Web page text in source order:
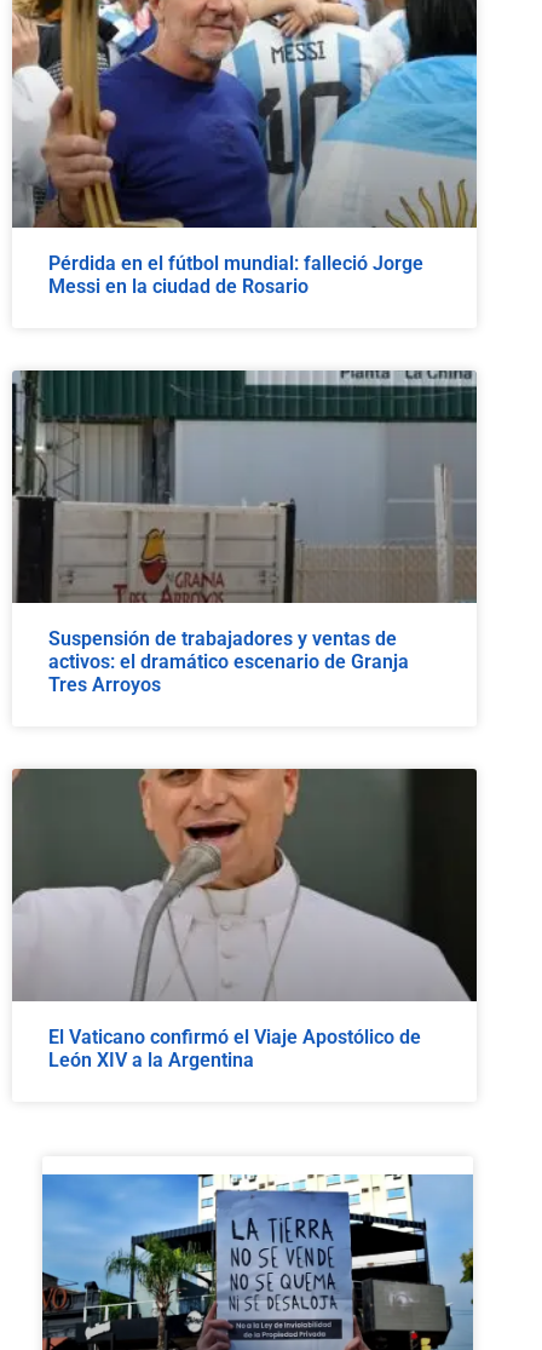
Pérdida en el fútbol mundial: falleció Jorge
Messi en la ciudad de Rosario
Suspensión de trabajadores y ventas de
activos: el dramático escenario de Granja
Tres Arroyos
El Vaticano confirmó el Viaje Apostólico de
León XIV a la Argentina